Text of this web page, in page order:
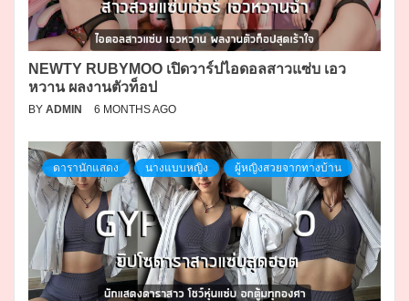
NEWTY RUBYMOO เปิดวาร์ปไอดอลสาวแซ่บ เอว
หวาน ผลงานตัวท็อป
BY ADMIN 6 MONTHS AGO
ดารานักแสดง นางแบบหญิง ผู้หญิงสวยจากทางบ้าน